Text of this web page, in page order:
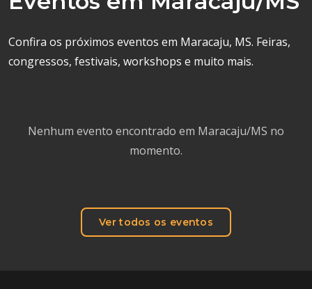
Confira os próximos eventos em Maracaju, MS. Feiras,
congressos, festivais, workshops e muito mais.
Nenhum evento encontrado em Maracaju/MS no
momento.
Ver todos os eventos